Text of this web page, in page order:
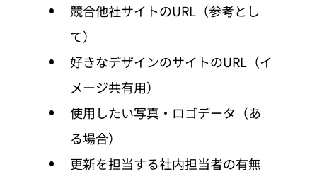
競合他社サイトのURL（参考とし
て）
好きなデザインのサイトのURL（イ
メージ共有用）
使用したい写真・ロゴデータ（あ
る場合）
更新を担当する社内担当者の有無